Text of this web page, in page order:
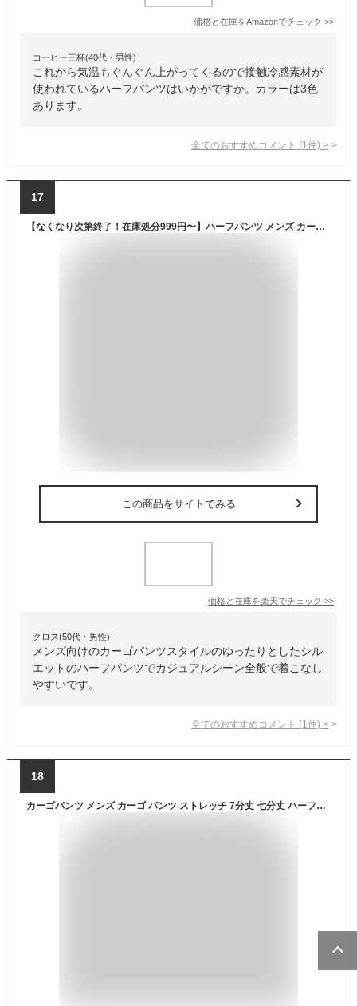
価格と在庫をAmazonでチェック >>
コーヒー三杯(40代・男性)
これから気温もぐんぐん上がってくるので接触冷感素材が
使われているハーフパンツはいかがですか。カラーは3色
あります。
全てのおすすめコメント (1 件) >
17
【なくなり次第終了！在庫処分999円〜】ハーフパンツ メンズ カーゴショーツ 大きいサイズ メンズ 綿100% カーゴ ハーフパンツ カーキ ブラック 花柄 数字柄 大きいサイズ おしゃれ ショーツパンツ メンズ MATCH麻吉 在庫処分
この商品をサイトでみる
価格と在庫を楽天でチェック >>
クロス(50代・男性)
メンズ向けのカーゴパンツスタイルのゆったりとしたシル
エットのハーフパンツでカジュアルシーン全般で着こなし
やすいです。
全てのおすすめコメント (1 件) >
18
カーゴパンツ メンズ カーゴ パンツ ストレッチ 7分丈 七分丈 ハーフパンツ 春夏 春 夏 ボトムス カジュアル 大きい 大きいサイズ ショートパンツ 短め ポケット 多い ズボン ゆったり 作業用 作業 作業ズボン 作業パンツ ズボン 黒 ワイド 作業着 作業服 ベージュ 夏用 夏